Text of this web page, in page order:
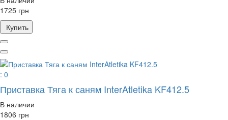
1725 грн
Купить
: 0
Приставка Тяга к саням InterAtletika KF412.5
В наличии
1806 грн